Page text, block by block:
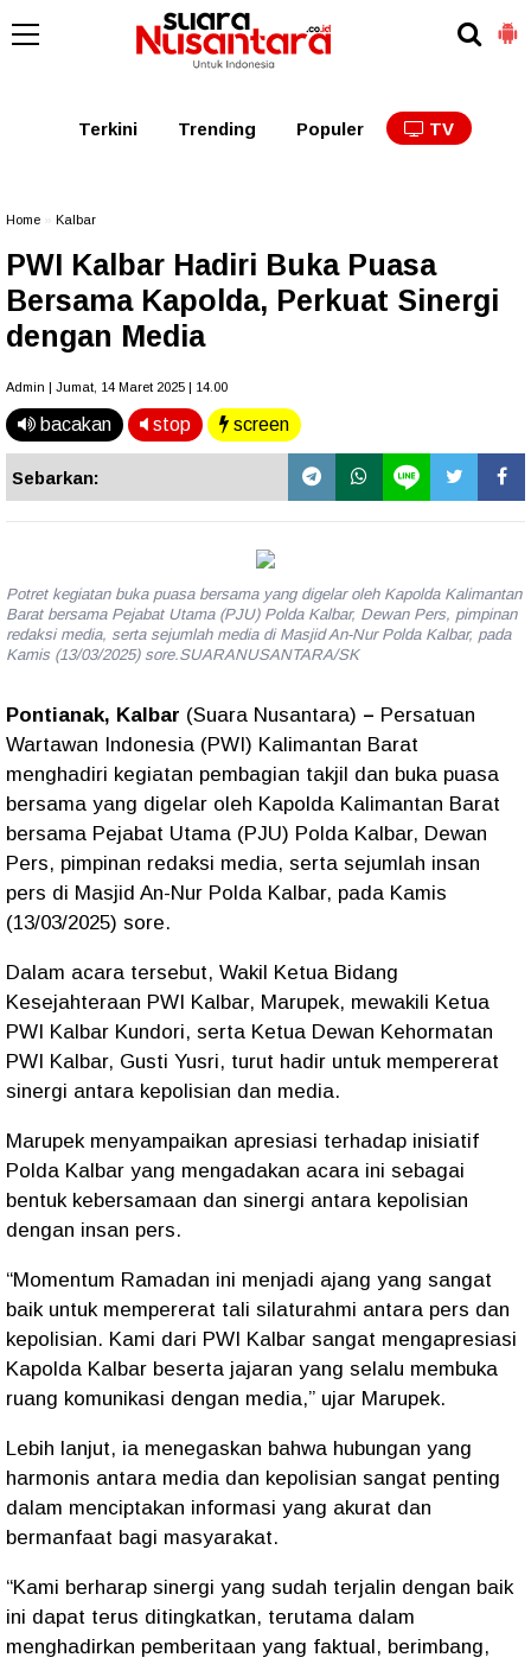
Kalbar Kalteng
Terkini Trending Populer TV
Home Kalbar
PWI Kalbar Hadiri Buka Puasa
Bersama Kapolda, Perkuat Sinergi
dengan Media
Admin | Jumat, 14 Maret 2025 | 14.00
bacakan stop screen
Sebarkan:
Potret kegiatan buka puasa bersama yang digelar oleh Kapolda Kalimantan
Barat bersama Pejabat Utama (PJU) Polda Kalbar, Dewan Pers, pimpinan
redaksi media, serta sejumlah media di Masjid An-Nur Polda Kalbar, pada
Kamis (13/03/2025) sore.SUARANUSANTARA/SK
Pontianak, Kalbar (Suara Nusantara) – Persatuan
Wartawan Indonesia (PWI) Kalimantan Barat
menghadiri kegiatan pembagian takjil dan buka puasa
bersama yang digelar oleh Kapolda Kalimantan Barat
bersama Pejabat Utama (PJU) Polda Kalbar, Dewan
Pers, pimpinan redaksi media, serta sejumlah insan
pers di Masjid An-Nur Polda Kalbar, pada Kamis
(13/03/2025) sore.
Dalam acara tersebut, Wakil Ketua Bidang
Kesejahteraan PWI Kalbar, Marupek, mewakili Ketua
PWI Kalbar Kundori, serta Ketua Dewan Kehormatan
PWI Kalbar, Gusti Yusri, turut hadir untuk mempererat
sinergi antara kepolisian dan media.
Marupek menyampaikan apresiasi terhadap inisiatif
Polda Kalbar yang mengadakan acara ini sebagai
bentuk kebersamaan dan sinergi antara kepolisian
dengan insan pers.
“Momentum Ramadan ini menjadi ajang yang sangat
baik untuk mempererat tali silaturahmi antara pers dan
kepolisian. Kami dari PWI Kalbar sangat mengapresiasi
Kapolda Kalbar beserta jajaran yang selalu membuka
ruang komunikasi dengan media,” ujar Marupek.
Lebih lanjut, ia menegaskan bahwa hubungan yang
harmonis antara media dan kepolisian sangat penting
dalam menciptakan informasi yang akurat dan
bermanfaat bagi masyarakat.
“Kami berharap sinergi yang sudah terjalin dengan baik
ini dapat terus ditingkatkan, terutama dalam
menghadirkan pemberitaan yang faktual, berimbang,